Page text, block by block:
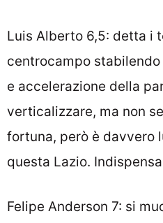
Luis Alberto 6,5: detta i
centrocampo
e accelerazione della
verticalizzare, ma non
fortuna, però è davvero
questa Lazio.
Felipe Anderson 7: si